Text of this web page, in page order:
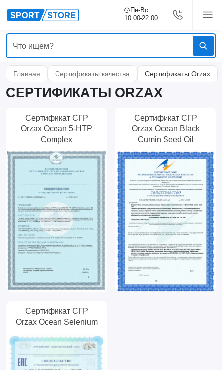
Пн-Вс:
10:00 22:00
Главная Сертификаты качества Сертификаты Orzax
СЕРТИФИКАТЫ ORZAX
Сертификат СГР
Orzax Ocean 5-HTP
Complex
Сертификат СГР
Orzax Ocean Black
Cumin Seed Oil
Сертификат СГР
Orzax Ocean Selenium